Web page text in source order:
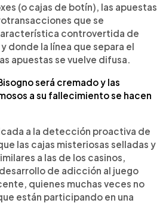
(o cajas de botín), las apuestas
que se
controvertida de
donde la línea que separa el
apuestas se vuelve difusa.
será cremado y las
a su fallecimiento se hacen
a la detección proactiva de
las cajas misteriosas selladas y
a las de los casinos,
de adicción al juego
quienes muchas veces no
están participando en una